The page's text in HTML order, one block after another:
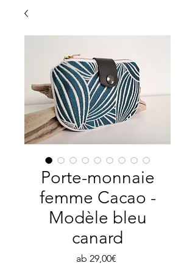
Porte-monnaie
femme Cacao -
Modèle bleu
canard
ab 29,00€Sale-